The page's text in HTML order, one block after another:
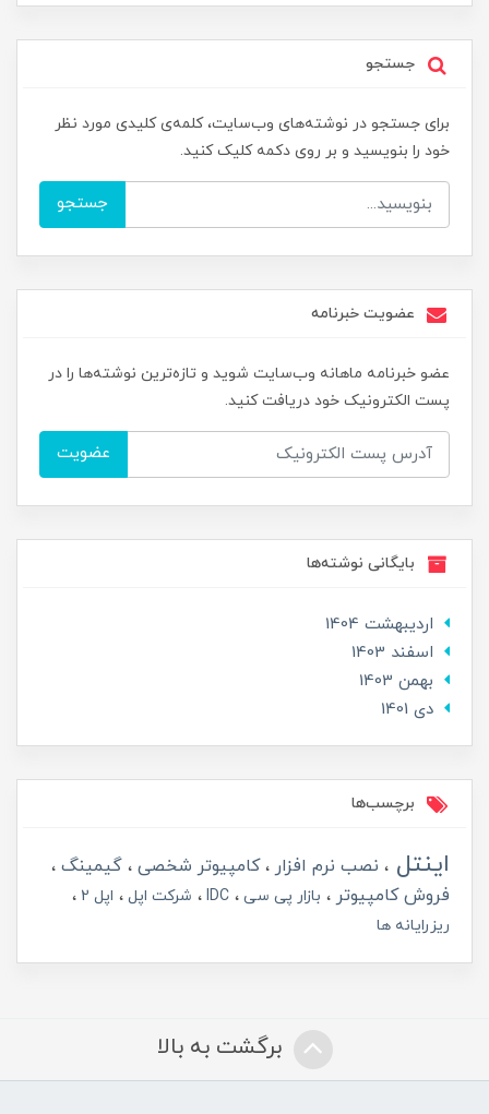
جستجو
برای جستجو در نوشته‌های وب‌سایت، کلمه‌ی کلیدی مورد نظر
خود را بنویسید و بر روی دکمه کلیک کنید.
جستجو
عضویت خبرنامه
عضو خبرنامه ماهانه وب‌سایت شوید و تازه‌ترین نوشته‌ها را در
پست الکترونیک خود دریافت کنید.
عضویت
بایگانی نوشته‌ها
ارديبهشت 1404
اسفند 1403
بهمن 1403
دی 1401
برچسب‌ها
اینتل نصب نرم افزار کامپیوتر شخصی
گیمینگ
فروش کامپیوتر
بازار پی سی IDC شرکت اپل
اپل 2
ریزرایانه ها
برگشت به بالا